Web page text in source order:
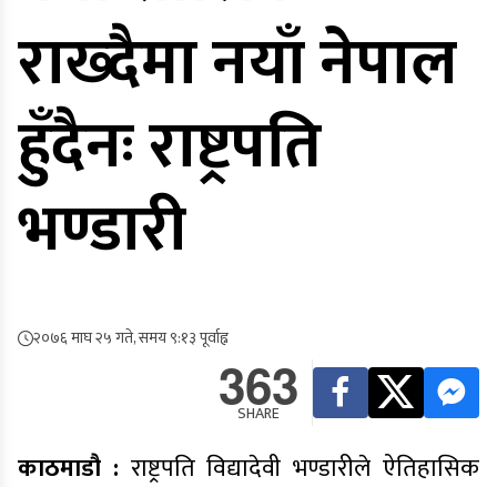
राख्दैमा नयाँ नेपाल
हुँदैनः राष्ट्रपति
भण्डारी
२०७६ माघ २५ गते, समय ९:१३ पूर्वाह्न
363
SHARE
काठमाडौ : राष्ट्रपति विद्यादेवी भण्डारीले ऐतिहासिक